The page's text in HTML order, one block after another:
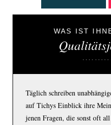
WAS IST
Täglich schreiben
auf Tichys Einblick ihre
jenen Fragen, die sonst oft